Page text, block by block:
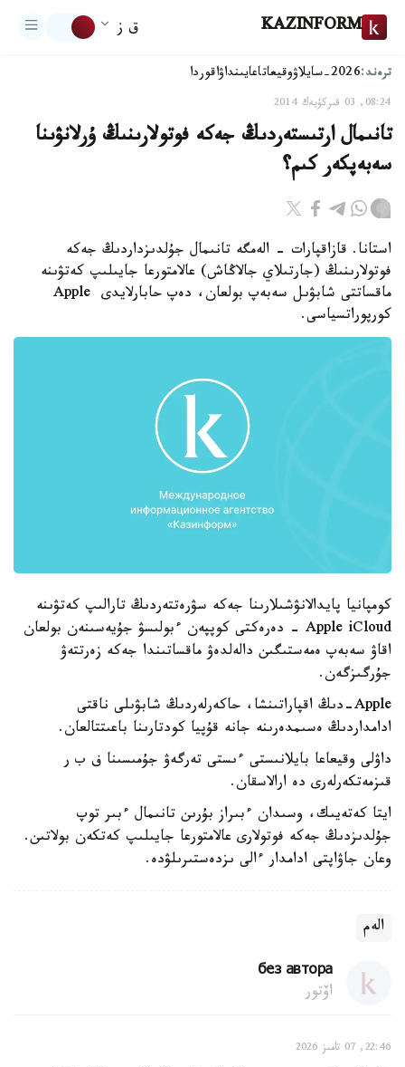
KAZINFORM ق ز
ترەند:2026-سايلاۋ وقيعاتاعايىنداۋاقوردا
08:24, 03 قىركۇيەك 2014
تانىمال ارتىستەردىڭ جەكە فوتولارىنىڭ ۇرلانۋىنا
سەبەپكەر كىم؟
استانا. قازاقپارات - الەمگە تانىمال جۇلدىزداردىڭ جەكە
فوتولارىنىڭ (جارتىلاي جالاڭاش) عالامتورعا جايىلىپ كەتۋىنە
ماقساتتى شابۋىل سەبەپ بولعان، دەپ حابارلايدى Apple
كورپوراتسياسى.
كومپانيا پايدالانۋشىلارىنا جەكە سۋرەتتەردىڭ تارالىپ كەتۋىنە
Apple iCloud - دەرەكتى كوپپەن ءبولىسۋ جۇيەسىنەن بولعان
اقاۋ سەبەپ ەمەستىگىن دالەلدەۋ ماقساتىندا جەكە زەرتتەۋ
جۇرگىزگەن.
Apple-دىڭ اقپاراتىنشا، حاكەرلەردىڭ شابۋىلى ناقتى
ادامداردىڭ ەسىمدەرىنە جانە قۇپيا كودتارىنا باعىتتالعان.
داۋلى وقيعاعا بايلانىستى ءىستى تەرگەۋ جۇمىسىنا ف ب ر
قىزمەتكەرلەرى دە ارالاسقان.
ايتا كەتەيىك، وسىدان ءبىراز بۇرىن تانىمال ءبىر توپ
جۇلدىزدىڭ جەكە فوتولارى عالامتورعا جايىلىپ كەتكەن بولاتىن.
وعان جاۋاپتى ادامدار ءالى ىزدەستىرىلۋدە.
الەم
без автора
اۆتور
22:46, 07 تامىز 2026